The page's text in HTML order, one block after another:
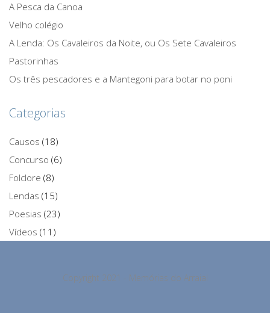
A Pesca da Canoa
Velho colégio
A Lenda: Os Cavaleiros da Noite, ou Os Sete Cavaleiros
Pastorinhas
Os três pescadores e a Mantegoni para botar no poni
Categorias
Causos (18)
Concurso (6)
Folclore (8)
Lendas (15)
Poesias (23)
Vídeos (11)
Copyright 2021 - Memórias do Arraial